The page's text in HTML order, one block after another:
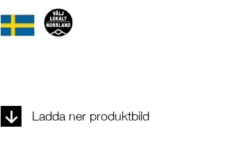
Ladda ner produktbild